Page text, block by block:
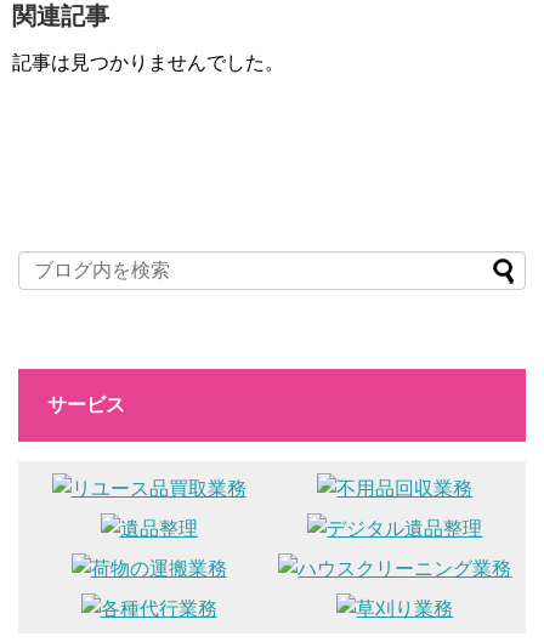
関連記事
記事は見つかりませんでした。
サービス